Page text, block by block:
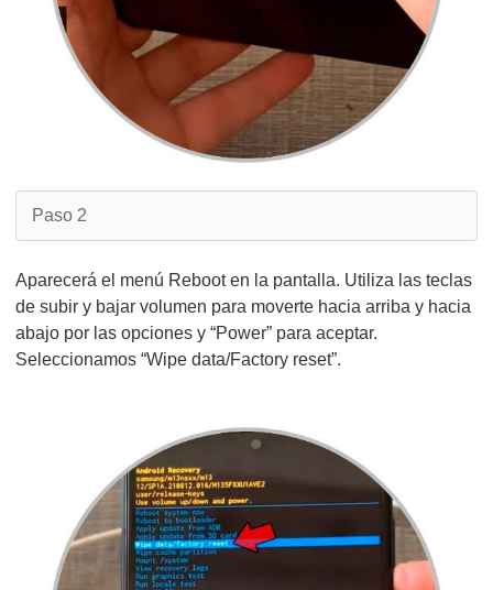
Paso 2
Aparecerá el menú Reboot en la pantalla. Utiliza las teclas
de subir y bajar volumen para moverte hacia arriba y hacia
abajo por las opciones y “Power” para aceptar.
Seleccionamos “Wipe data/Factory reset”.